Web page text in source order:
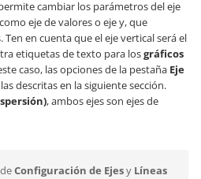
cambiar los parámetros del eje
eje de valores o eje y, que
en cuenta que el eje vertical será el
etiquetas de texto para losgráficos
caso, las opciones de la pestaña Eje
descritas en la siguiente sección.
, ambos ejes son ejes de
Configuración de Ejesy Líneas